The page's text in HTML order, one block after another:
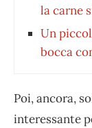
la carne
Un
bocca
Poi, ancora,
interessante